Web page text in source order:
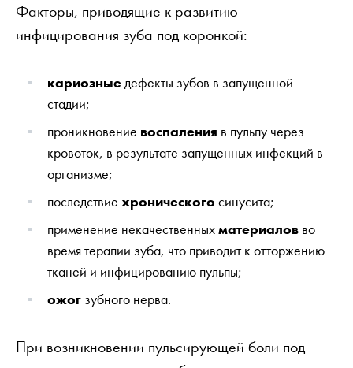
Факторы, приводящие к развитию
инфицирования зуба под коронкой:
кариозныедефекты зубов в запущенной
стадии;
проникновение воспаления в пульпу через
кровоток, в результате запущенных инфекций в
организме;
последствие хронического синусита;
применение некачественныхматериалов во
время терапии зуба, что приводит к отторжению
тканей и инфицированию пульпы;
ожог зубного нерва.
При возникновении пульсирующей боли под